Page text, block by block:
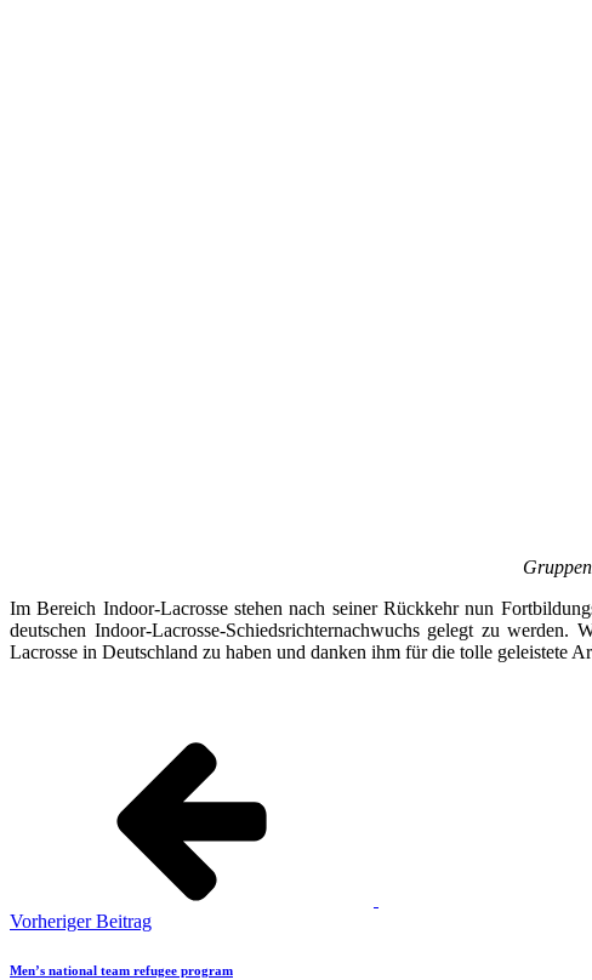
Im Bereich Indoor-Lacrosse stehen nach seiner Rückkehr nun
deutschen Indoor-Lacrosse-Schiedsrichternachwuchs gelegt zu
Lacrosse in Deutschland zu haben und danken ihm für die tolle geleistete
Vorheriger Beitrag
Men’s national team refugee program